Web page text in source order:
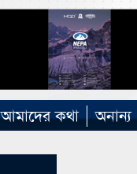
আমাদের কথা অনান্য